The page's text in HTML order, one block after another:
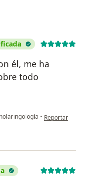
él, me ha
todo
• en opinión del
Reportar